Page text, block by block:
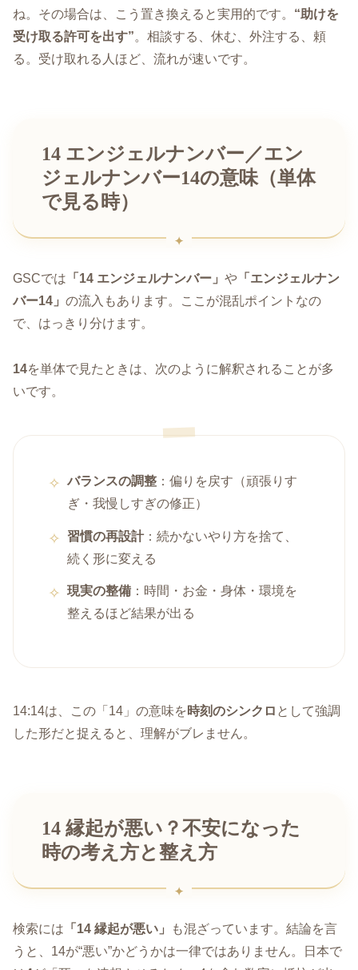
ね。その場合は、こう置き換えると実用的です。 “助けを
受け取る許可を出す”。相談する、休む、外注する、頼
る。受け取れる人ほど、流れが速いです。
14 エンジェルナンバー／エン
ジェルナンバー14の意味（単体
で見る時）
GSCでは 「14 エンジェルナンバー」 や 「エンジェルナン
バー14」 の流入もあります。ここが混乱ポイントなの
で、はっきり分けます。
14を単体で見たときは、次のように解釈されることが多
いです。
バランスの調整 ：偏りを戻す（頑張りす
ぎ・我慢しすぎの修正）
習慣の再設計：続かないやり方を捨て、
続く形に変える
現実の整備 ：時間・お金・身体・環境を
整えるほど結果が出る
14:14は、この「14」の意味を 時刻のシンクロ として強調
した形だと捉えると、理解がブレません。
14 縁起が悪い？不安になった
時の考え方と整え方
検索には 「14 縁起が悪い」
も混ざっています。結論を言
うと、14が“悪い”かどうかは一律ではありません。日本で